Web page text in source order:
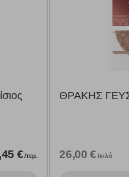
€/τεμ.
ΘΡΑΚΗΣ
26,00 € /κιλό
σας, οι οποίες είναι μη
μέσω του προγράμματος
εφ΄ όσον το επιλέξετε,
να επιλέξετε τις λοιπές
μπορεί να επηρεάσει την